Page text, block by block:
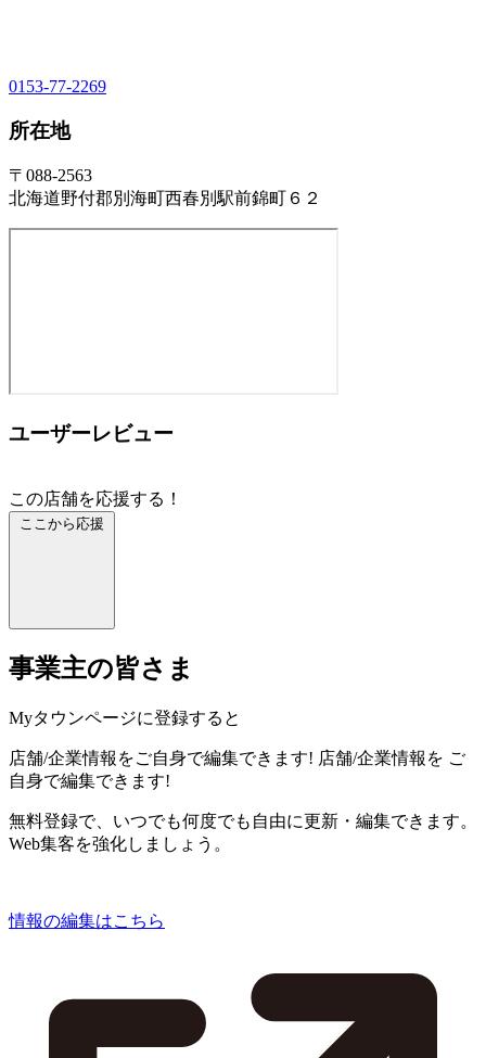
0153-77-2269
所在地
〒088-2563
北海道野付郡別海町西春別駅前錦町６２
ユーザーレビュー
この店舗を応援する！
ここから応援
事業主の皆さま
Myタウンページに登録すると
店舗/企業情報をご自身で編集できます! 店舗/企業情報を ご
自身で編集できます!
無料登録で、いつでも何度でも自由に更新・編集できます。
Web集客を強化しましょう。
情報の編集はこちら